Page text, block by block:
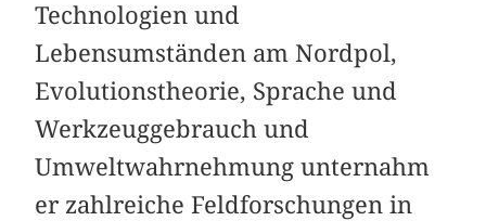
Technologien und
Lebensumständen am Nordpol,
Evolutionstheorie, Sprache und
Werkzeuggebrauch und
Umweltwahrnehmung unternahm
er zahlreiche Feldforschungen in